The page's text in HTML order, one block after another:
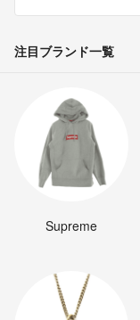
注目ブランド一覧
Supreme